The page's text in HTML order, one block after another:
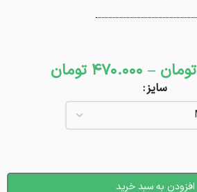
تومان –
470.000 تومان
سایز
افزودن به سبد خرید